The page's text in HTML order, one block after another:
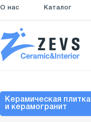
О нас Каталог
Керамическая плитка
и керамогранит